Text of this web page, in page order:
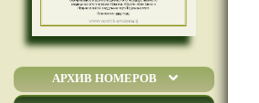
АРХИВ НОМЕРОВ